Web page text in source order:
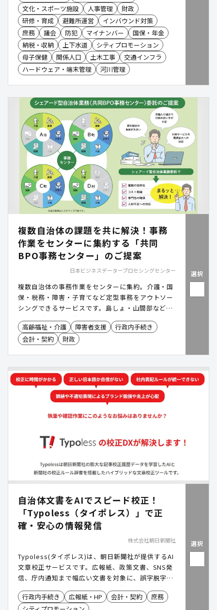
文化・スポーツ施設
人事管理
財政
研修・育成
避難所運営
インバウンド対策
庶務
議会 防犯 マイナンバー
国保・年金
納税・収納
上下水道
シティプロモーション
母子保健
関係人口 土木工事
交通インフラ
ハードウェア・端末管理
河川管理
複数自治体の課題を共に解決！事務
作業をセンターに集約する「共同
BPO事務センター」のご提案
日本ビジネスデータープロセシングセンター
複数自治体の事務作業をセンターに集約。介護・国
保・税務・障害・子育てなど定型事務をアウトソー
シングできるサービスです。島しょ・山間部など人
員確保が難しい自治体でも、持続可能な行政経営基
盤の確立と、住民サービスの更なる向上を目指しま
す。
高齢福祉・介護 障害者支援
行政内手続き
会計・契約
財政
選択
自治体文書をAIでスピード校正！
「Typoless（タイポレス）」で正
確・安心の情報発信
株式会社朝日新聞社
Typoless(タイポレス)は、朝日新聞社が提供するAI
文章校正サービスです。広報紙、政策文書、SNS発
信、庁内通知まで幅広い文書を対象に、誤字脱字や
表記揺れを効率的にチェック。自治体独自ルールの
カスタム登録や炎上リスク検知機能も備え、正確で
行政内手続き 広報紙・HP 会計・契約
庶務
選択